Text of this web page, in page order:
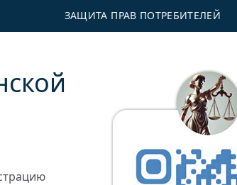
ЗАЩИТА ПРАВ ПОТРЕБИТЕЛЕЙ